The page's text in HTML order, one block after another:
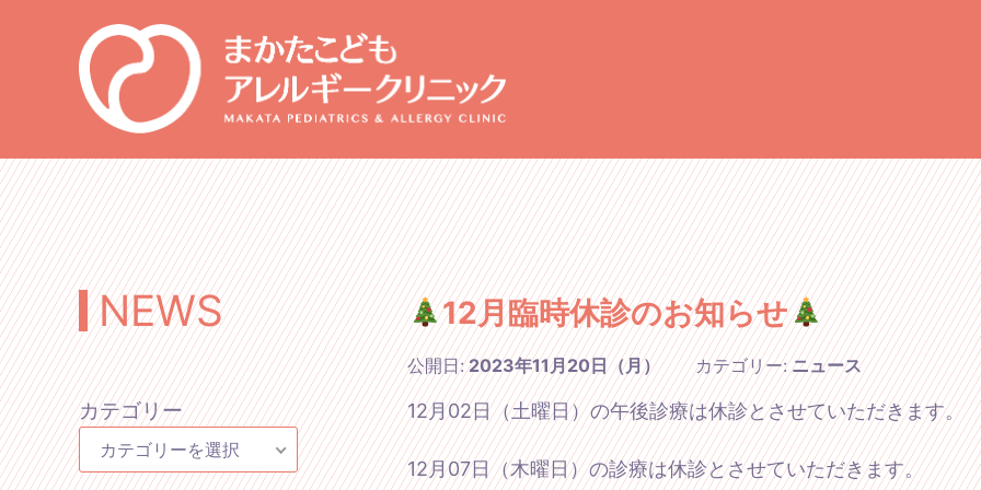
NEWS
カテゴリー
カテゴリーを選択
12月臨時休診のお知らせ
公開日:2023年11月20日（月） カテゴリー:ニュース
12月02日（土曜日）の午後診療は休診とさせていただきます。
12月07日（木曜日）の診療は休診とさせていただきます。